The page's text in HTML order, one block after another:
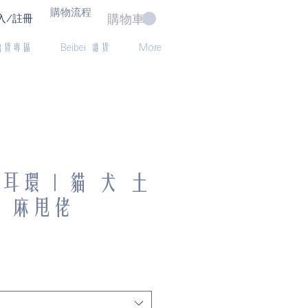
/註冊 購物流程 購物車
專區 Beibei 雜貨 More
環 | 貓 犬 土
麻甩佬